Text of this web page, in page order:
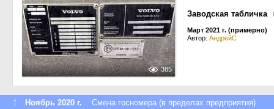
385
Заводская табличка
Март 2021 г. (примерно)
Автор: АндрейС
↑ Ноябрь 2020 г. Смена госномера (в пределах предприятия)